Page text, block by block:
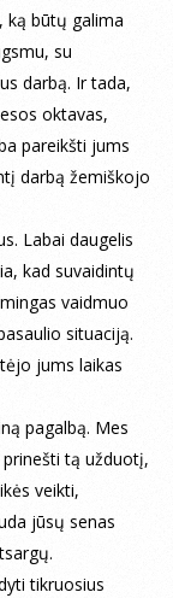
ką būtų galima
su
darbą. Ir tada,
oktavas,
pareikšti jums
darbą žemiškojo
Labai daugelis
kad suvaidintų
vaidmuo
situaciją.
jums laikas
pagalbą. Mes
tą užduotį,
veikti,
jūsų senas
tikruosius